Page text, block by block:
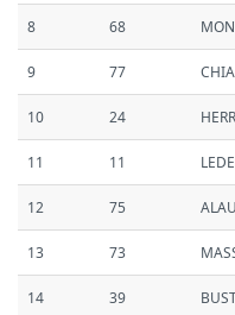
8 68
9 77
10 24
11 11
12 75
13 73
14 39